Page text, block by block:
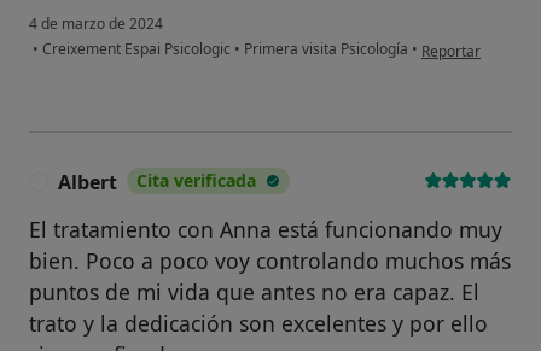
4 de marzo de 2024
• Creixement Espai Psicologic • Primera visita Psicología • en opinión del
Reportar
Albert Cita verificada
El tratamiento con Anna está funcionando muy
bien. Poco a poco voy controlando muchos más
puntos de mi vida que antes no era capaz. El
trato y la dedicación son excelentes y por ello
¿Alguna vez has usado una app
o chatbot de IA para hablar
sobre un tema emocional o
psicológico?